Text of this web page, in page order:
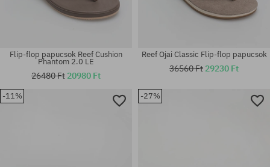
Elérhető méretek:
Elérhető méretek:
Flip-flop papucsok Reef Cushion
Phantom 2.0 LE
26480 Ft 20980 Ft
Reef Ojai Classic Flip-flop papucsok
36560 Ft 29230 Ft
-11% -27%